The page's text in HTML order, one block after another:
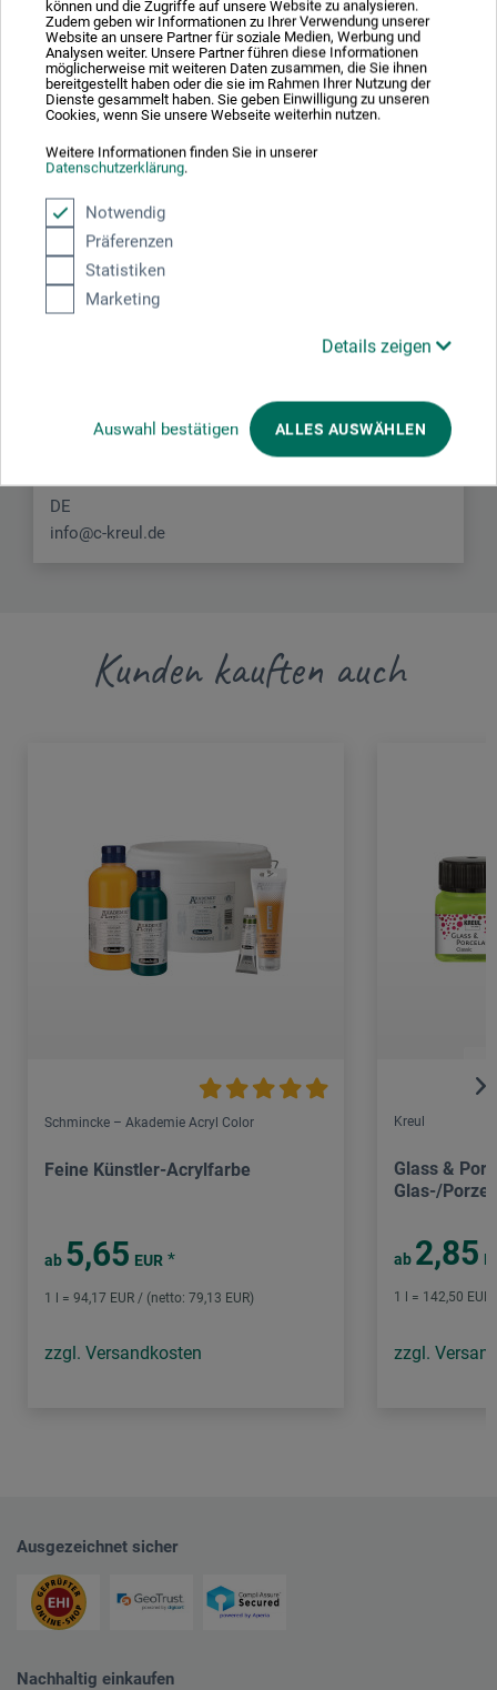
können und die Zugriffe auf unsere Website zu analysieren.
Zudem geben wir Informationen zu Ihrer Verwendung unserer
Website an unsere Partner für soziale Medien, Werbung und
Analysen weiter. Unsere Partner führen diese Informationen
möglicherweise mit weiteren Daten zusammen, die Sie ihnen
bereitgestellt haben oder die sie im Rahmen Ihrer Nutzung der
Dienste gesammelt haben. Sie geben Einwilligung zu unseren
Cookies, wenn Sie unsere Webseite weiterhin nutzen.
Weitere Informationen finden Sie in unserer
Datenschutzerklärung.
Notwendig
Präferenzen
Statistiken
Marketing
Details zeigen
Auswahl bestätigen ALLES AUSWÄHLEN
Schreiben Sie die erste Bewertung zu diesem Produkt
JETZT PRODUKT BEWERTEN
Hersteller-Kontakt
C. Kreul GmbH & Co. KG
DE
info@c-kreul.de
Kunden kauften auch
Schmincke – Akademie Acryl Color
Feine Künstler-Acrylfarbe
ab 5,65 EUR *
1 l = 94,17 EUR / (netto: 79,13 EUR)
zzgl. Versandkosten
Kreul
Glass &
Glas-/
ab 2,85
1 l = 142,50
zzgl.
Ausgezeichnet sicher
Nachhaltig einkaufen